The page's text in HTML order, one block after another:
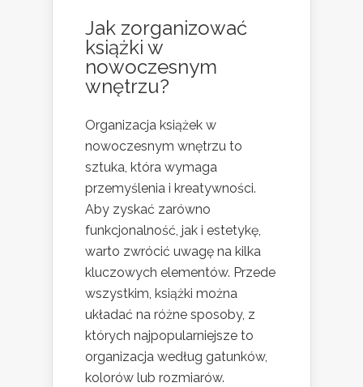
Jak zorganizować
książki w
nowoczesnym
wnętrzu?
Organizacja książek w
nowoczesnym wnętrzu to
sztuka, która wymaga
przemyślenia i kreatywności.
Aby zyskać zarówno
funkcjonalność, jak i estetykę,
warto zwrócić uwagę na kilka
kluczowych elementów. Przede
wszystkim, książki można
układać na różne sposoby, z
których najpopularniejsze to
organizacja według gatunków,
kolorów lub rozmiarów.